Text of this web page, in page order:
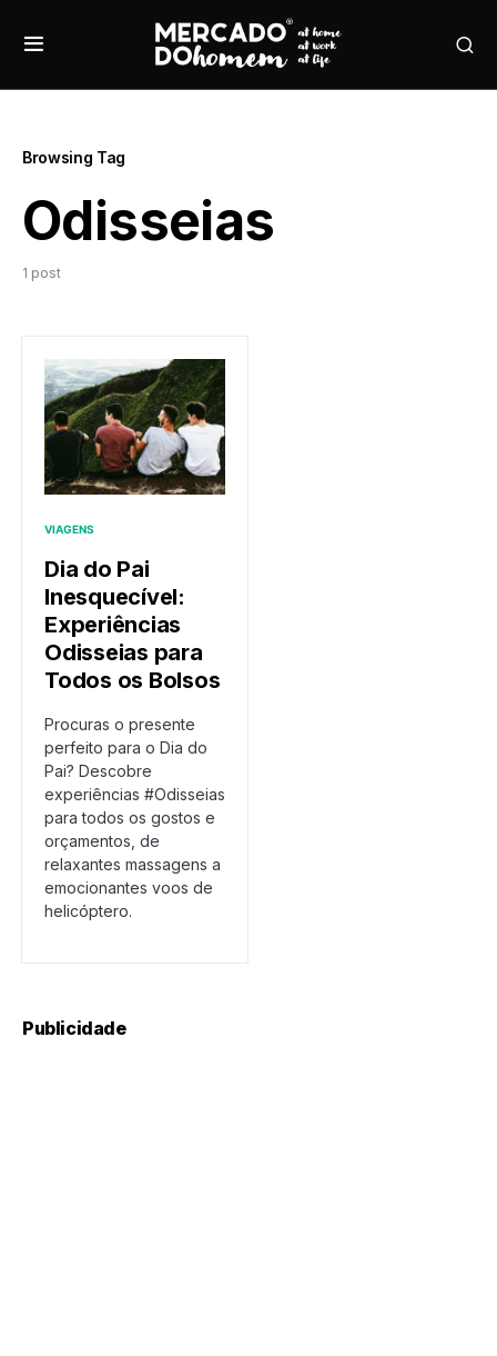
Browsing Tag
Odisseias
1 post
VIAGENS
Dia do Pai
Inesquecível:
Experiências
Odisseias para
Todos os Bolsos
Procuras o presente
perfeito para o Dia do
Pai? Descobre
experiências #Odisseias
para todos os gostos e
orçamentos, de
relaxantes massagens a
emocionantes voos de
helicóptero.
Publicidade